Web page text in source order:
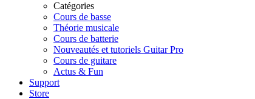
Catégories
Cours de basse
Théorie musicale
Cours de batterie
Nouveautés et tutoriels Guitar Pro
Cours de guitare
Actus & Fun
Support
Store